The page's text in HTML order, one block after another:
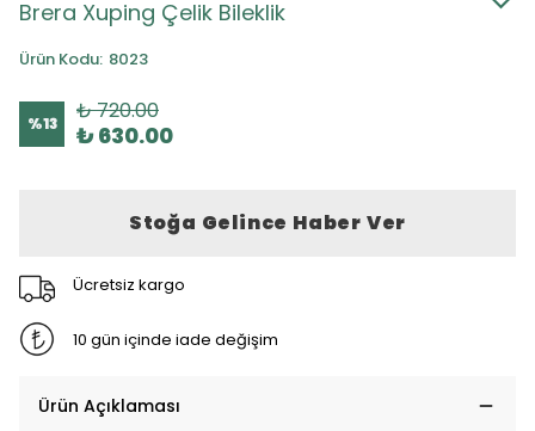
Brera Xuping Çelik Bileklik
Ürün Kodu: 8023
%13 ₺ 720.00
₺ 630.00
Stoğa Gelince Haber Ver
Ücretsiz kargo
10 gün içinde iade değişim
Ürün Açıklaması